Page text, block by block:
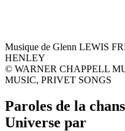
Musique de Glenn LEWIS
HENLEY
© WARNER CHAPPELL
MUSIC, PRIVET SONGS
Paroles de la
Universe par